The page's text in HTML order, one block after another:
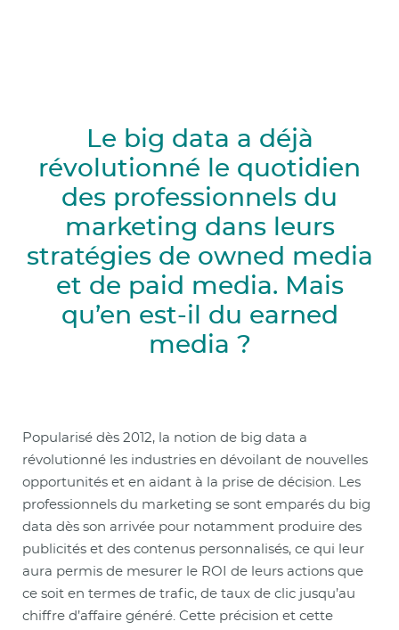
Le big data a déjà
révolutionné le quotidien
des professionnels du
marketing dans leurs
stratégies de owned media
et de paid media. Mais
qu’en est-il du earned
media ?
Popularisé dès 2012, la notion de big data a
révolutionné les industries en dévoilant de nouvelles
opportunités et en aidant à la prise de décision. Les
professionnels du marketing se sont emparés du big
data dès son arrivée pour notamment produire des
publicités et des contenus personnalisés, ce qui leur
aura permis de mesurer le ROI de leurs actions que
ce soit en termes de trafic, de taux de clic jusqu’au
chiffre d’affaire généré. Cette précision et cette